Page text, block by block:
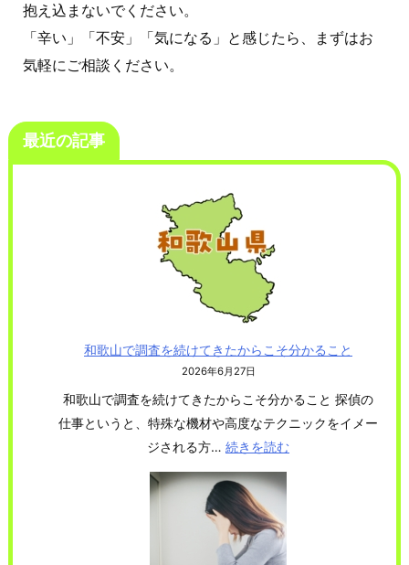
抱え込まないでください。
「辛い」「不安」「気になる」と感じたら、まずはお
気軽にご相談ください。
最近の記事
和歌山で調査を続けてきたからこそ分かること
2026年6月27日
和歌山で調査を続けてきたからこそ分かること 探偵の
仕事というと、特殊な機材や高度なテクニックをイメー
ジされる方… 続きを読む